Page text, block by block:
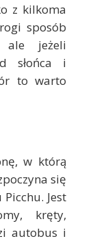
z kilkoma
sposób
jeżeli
słońca i
to warto
w którą
się
Jest
kręty,
autobus i